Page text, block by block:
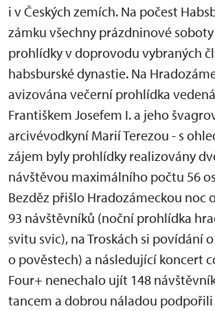
i v Českých zemích. Na počest
zámku všechny prázdninové
prohlídky v doprovodu vybraných
habsburské dynastie. Na
avizována večerní prohlídka
Františkem Josefem I. a jeho
arcivévodkyní Marií Terezou - s
zájem byly prohlídky realizovány
návštěvou maximálního počtu 56
Bezděz přišlo Hradozámeckou noc
93 návštěvníků (noční prohlídka
svitu svic), na Troskách si povídání
o pověstech) a následující koncert
Four+ nenechalo ujít 148
tancem a dobrou náladou podpořili